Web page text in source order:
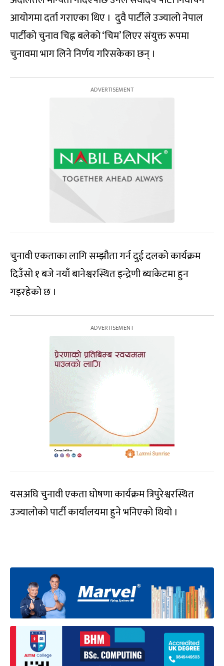
आयोगमा दर्ता गराएका थिए । दुवै पार्टीले उज्यालो नेपाल
पार्टीको चुनाव चिह्न बलेको ‘चिम’ लिएर संयुक्त रूपमा
चुनावमा भाग लिने निर्णय गरिसकेका छन् ।
चुनावी एकताका लागि सम्झौता गर्न दुई दलको कार्यक्रम
दिउँसो १ बजे नयाँ बानेश्वरस्थित इन्द्रेणी ब्यांकेटमा हुन
गइरहेको छ ।
यसअघि चुनावी एकता घोषणा कार्यक्रम त्रिपुरेश्वरस्थित
उज्यालोको पार्टी कार्यालयमा हुने भनिएको थियो ।